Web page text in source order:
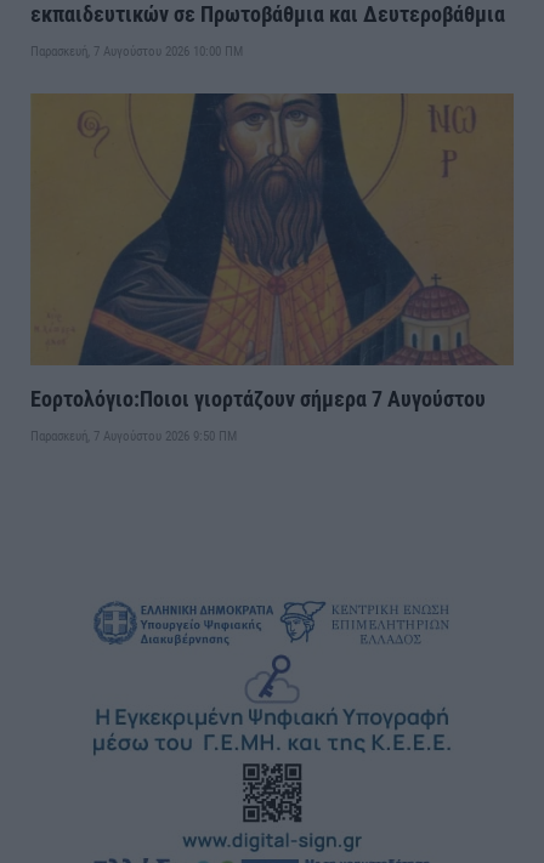
εκπαιδευτικών σε Πρωτοβάθμια και Δευτεροβάθμια
Παρασκευή, 7 Αυγούστου 2026 10:00 ΠΜ
Εορτολόγιο:Ποιοι γιορτάζουν σήμερα 7 Αυγούστου
Παρασκευή, 7 Αυγούστου 2026 9:50 ΠΜ